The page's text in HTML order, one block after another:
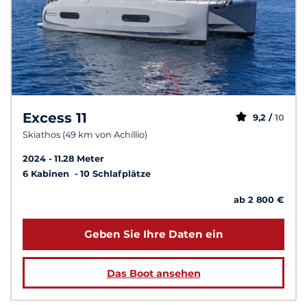
Excess 11
Skiathos (49 km von Achillio)
9,2 / 10
2024
11.28 Meter
6 Kabinen
10 Schlafplätze
ab 2 800 €
Geben Sie Ihre Daten ein
Das Boot ansehen